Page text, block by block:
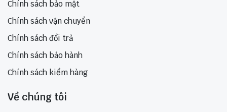
Chính sách bảo mật
Chính sách vận chuyển
Chính sách đổi trả
Chính sách bảo hành
Chính sách kiểm hàng
Về chúng tôi